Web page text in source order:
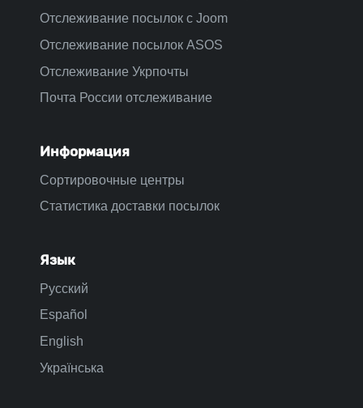
Отслеживание посылок с Joom
Отслеживание посылок ASOS
Отслеживание Укрпочты
Почта России отслеживание
Информация
Сортировочные центры
Статистика доставки посылок
Язык
Русский
Español
English
Українська